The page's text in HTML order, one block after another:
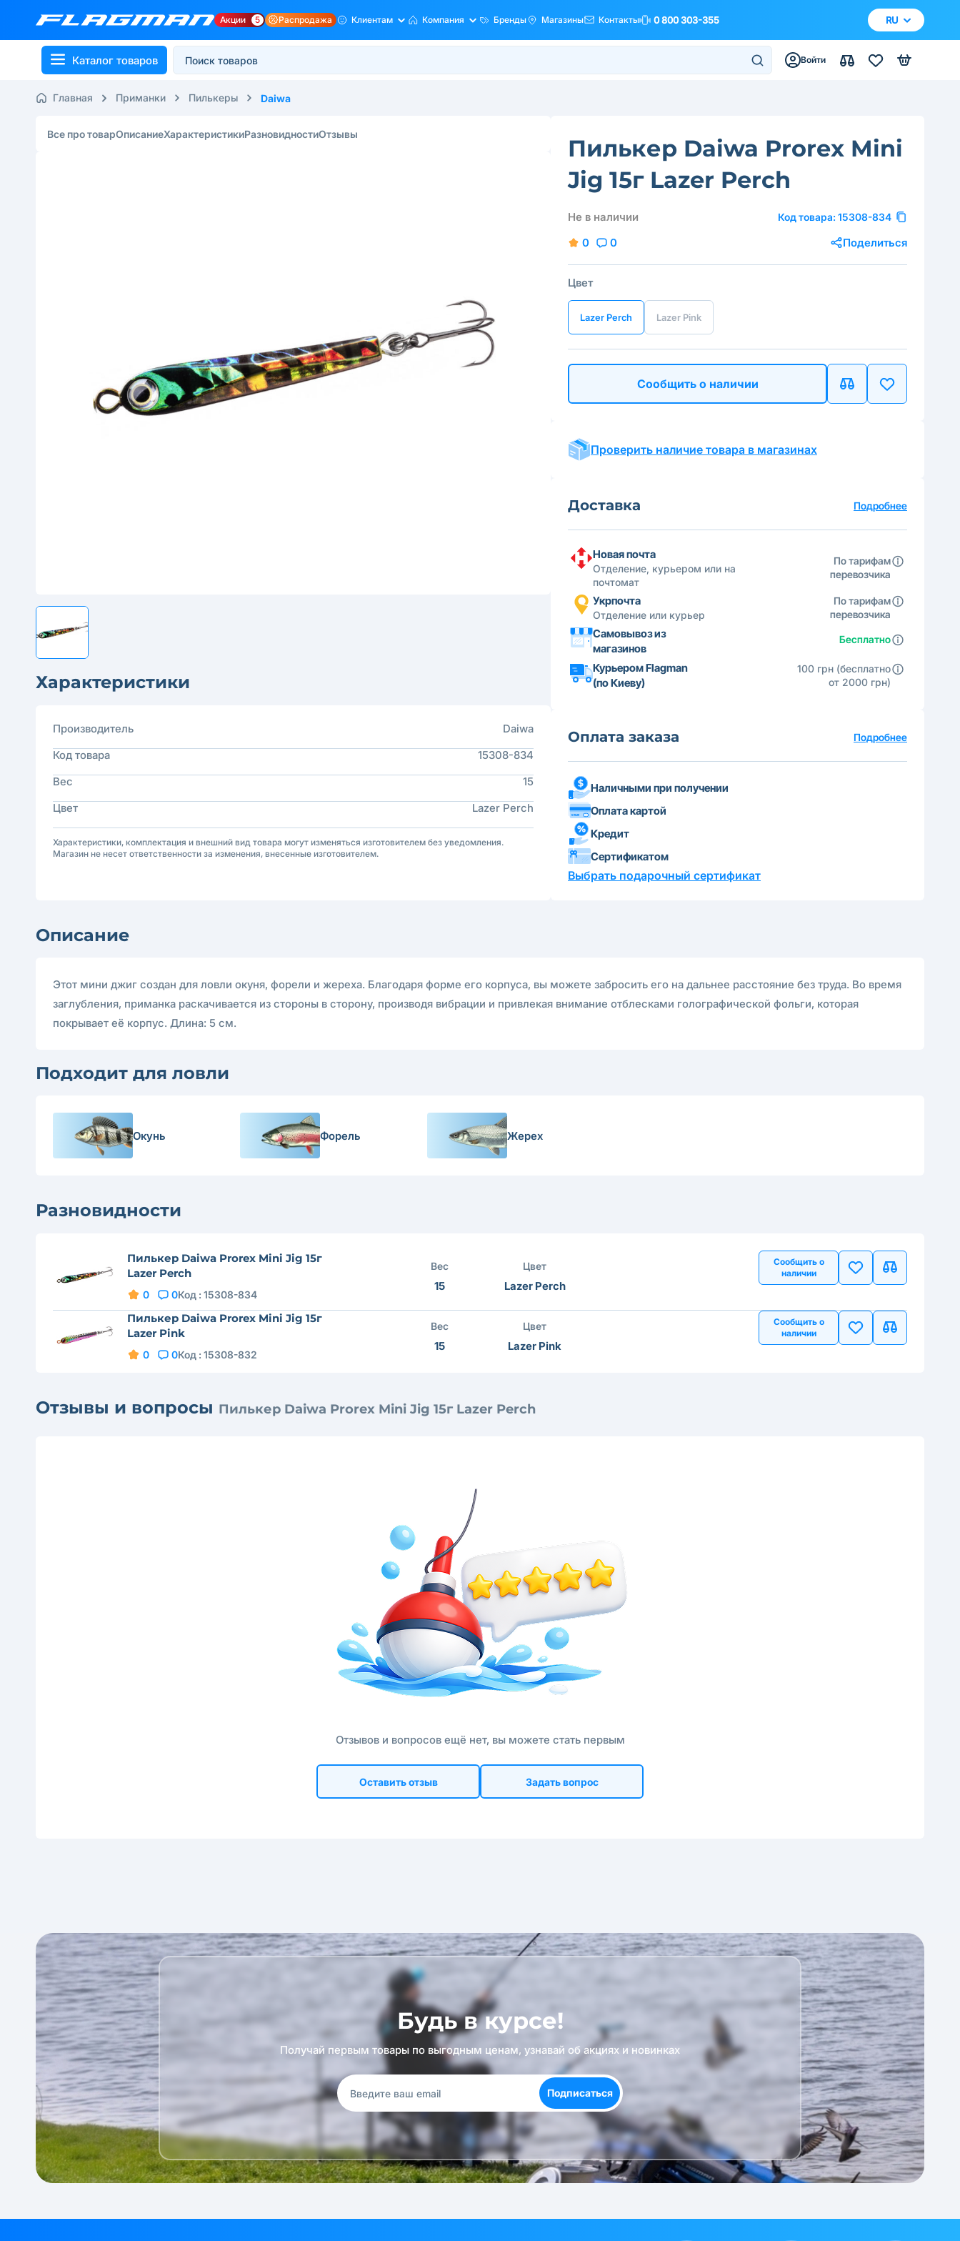
Акции 5 Распродажа Клиентам Компания Бренды Магазины Контакты 0 800 303-355 RU
Каталог товаров Войти
Главная Приманки Пилькеры Daiwa
Все про товарОписаниеХарактеристикиРазновидностиОтзывы
Характеристики
Производитель
Daiwa
Код товара
15308-834
Вес
15
Цвет
Lazer Perch
Характеристики, комплектация и внешний вид товара могут изменяться изготовителем без уведомления.
Магазин не несет ответственности за изменения, внесенные изготовителем.
Пилькер Daiwa Prorex Mini
Jig 15г Lazer Perch
Не в наличии Код товара: 15308-834
0 0 Поделиться
Цвет
Lazer Perch Lazer Pink
Сообщить о наличии
Проверить наличие товара в магазинах
Доставка Подробнее
Новая почта
Отделение, курьером или на
почтомат
По тарифам
перевозчика
Укрпочта
Отделение или курьер
По тарифам
перевозчика
Самовывоз из
магазинов
Бесплатно
Курьером Flagman
(по Киеву)
100 грн (бесплатно
от 2000 грн)
Оплата заказа Подробнее
Наличными при получении
Оплата картой
Кредит
Сертификатом
Выбрать подарочный сертификат
Описание
Этот мини джиг создан для ловли окуня, форели и жереха. Благодаря форме его корпуса, вы можете забросить его на дальнее расстояние без труда. Во время
заглубления, приманка раскачивается из стороны в сторону, производя вибрации и привлекая внимание отблесками голографической фольги, которая
покрывает её корпус. Длина: 5 см.
Подходит для ловли
Окунь Форель Жерех
Разновидности
Пилькер Daiwa Prorex Mini Jig 15г
Lazer Perch
0 0Код : 15308-834
Вес
15
Цвет
Lazer Perch
Сообщить о
наличии
Пилькер Daiwa Prorex Mini Jig 15г
Lazer Pink
0 0Код : 15308-832
Вес
15
Цвет
Lazer Pink
Сообщить о
наличии
Отзывы и вопросы Пилькер Daiwa Prorex Mini Jig 15г Lazer Perch
Отзывов и вопросов ещё нет, вы можете стать первым
Оставить отзыв Задать вопрос
Будь в курсе!
Получай первым товары по выгодным ценам, узнавай об акциях и новинках
Подписаться